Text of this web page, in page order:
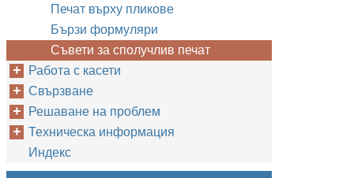
Печат върху пликове
Бързи формуляри
Съвети за сполучлив печат
Работа с касети
Свързване
Решаване на проблем
Техническа информация
Индекс